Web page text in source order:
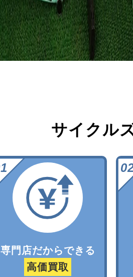
サイクル
専門店だからできる
高価買取